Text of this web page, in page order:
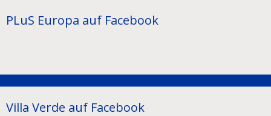
PLuS Europa auf Facebook
Villa Verde auf Facebook